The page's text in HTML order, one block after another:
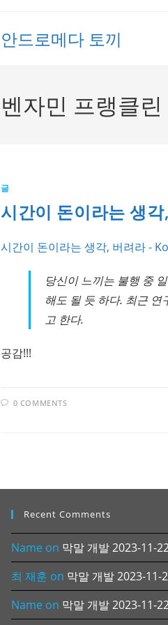
안드로메다 토끼
벤자민 프랭클린
글
시간이 돈이라는 생
시간이 돈이라는 생각, 버려라 -
당신이 느끼는 불행 중
해도 될 듯 하다. 최근
고 한다.
공감!!!
0 COMMENTS
Recent Comments
Name on 막말 개발 2023-11-
최 재훈 on 막말 개발 2023-11-
Name on 막말 개발 2023-11-